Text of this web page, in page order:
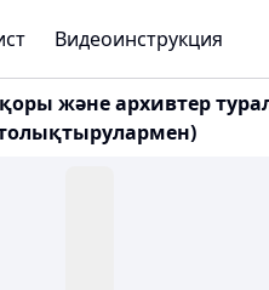
Видеоинструкция
және архивтер
толықтырулармен)